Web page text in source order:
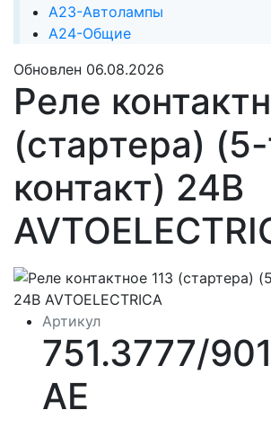
А23-Автолампы
А24-Общие
Обновлен 06.08.2026
Реле
(стартера)
контакт) 24В
Артикул
751.3777/
АЕ